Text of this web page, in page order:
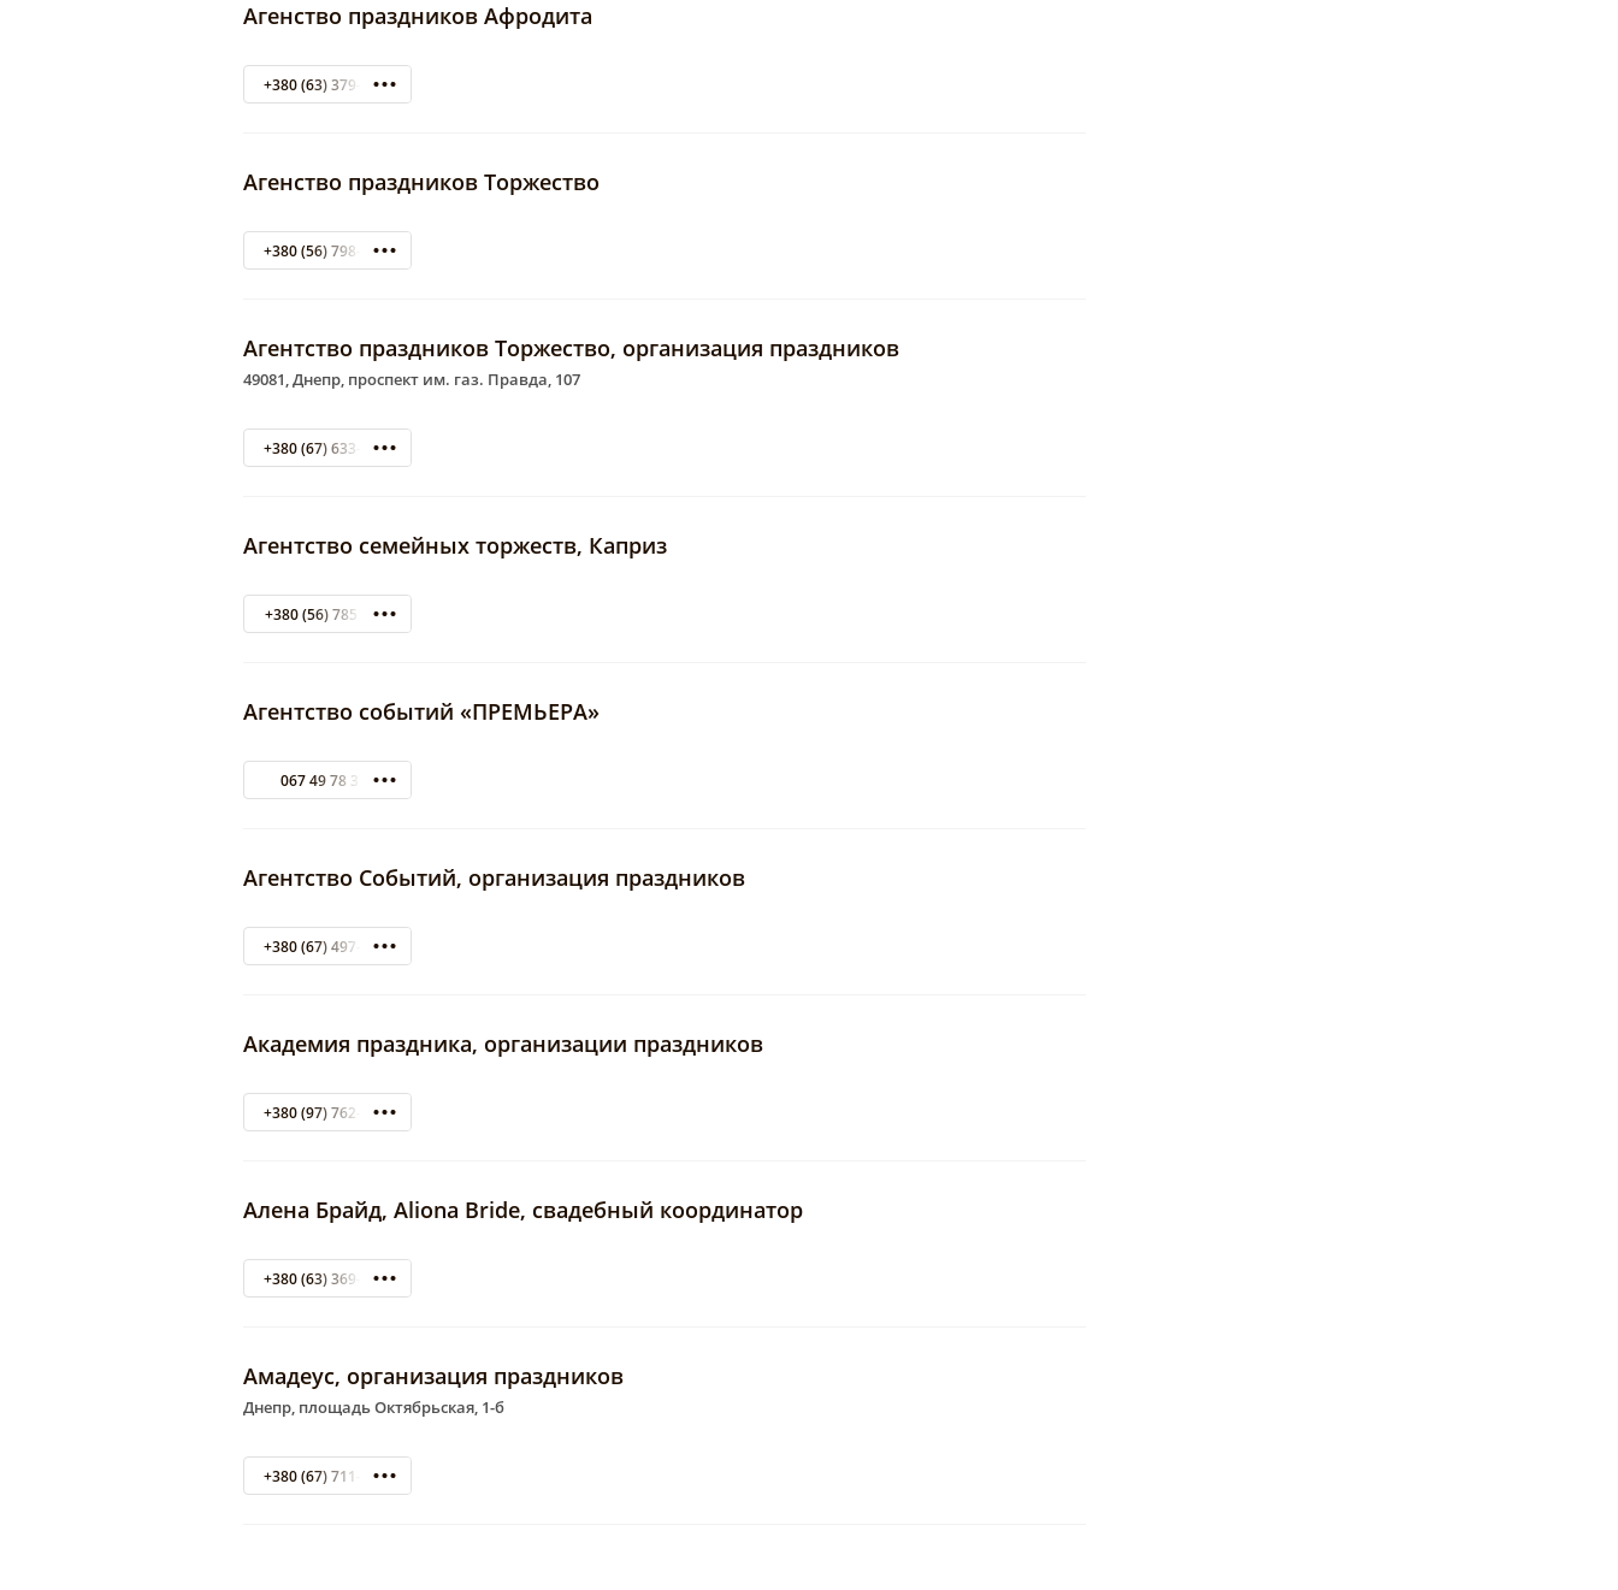
Агенство праздников Афродита
+380 (63) 379-91-08
Агенство праздников Торжество
+380 (56) 798-22-61
Агентство праздников Торжество, организация праздников
49081, Днепр, проспект им. газ. Правда, 107
+380 (67) 633-16-73
Агентство семейных торжеств, Каприз
+380 (56) 7851273
Агентство событий «ПРЕМЬЕРА»
067 49 78 373
Агентство Событий, организация праздников
+380 (67) 497-83-73
Академия праздника, организации праздников
+380 (97) 762-91-09
Алена Брайд, Aliona Bride, свадебный координатор
+380 (63) 369-78-87
Амадеус, организация праздников
Днепр, площадь Октябрьская, 1-б
+380 (67) 711-78-13